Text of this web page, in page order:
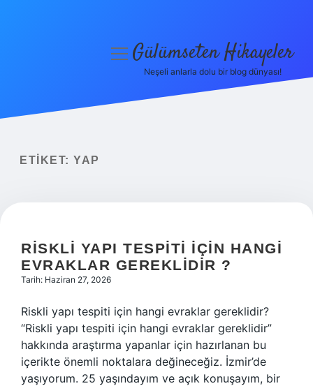
Yasal Uyarı
menüyüGülümseten Hikayeler
Neşeli anlarla dolu bir blog dünyası!
ETIKET: YAP
RISKLI YAPI TESPITI IÇIN HANGI
EVRAKLAR GEREKLIDIR ?
Tarih: Haziran 27, 2026
Riskli yapı tespiti için hangi evraklar gereklidir?
“Riskli yapı tespiti için hangi evraklar gereklidir”
hakkında araştırma yapanlar için hazırlanan bu
içerikte önemli noktalara değineceğiz. İzmir’de
yaşıyorum. 25 yaşındayım ve açık konuşayım, bir